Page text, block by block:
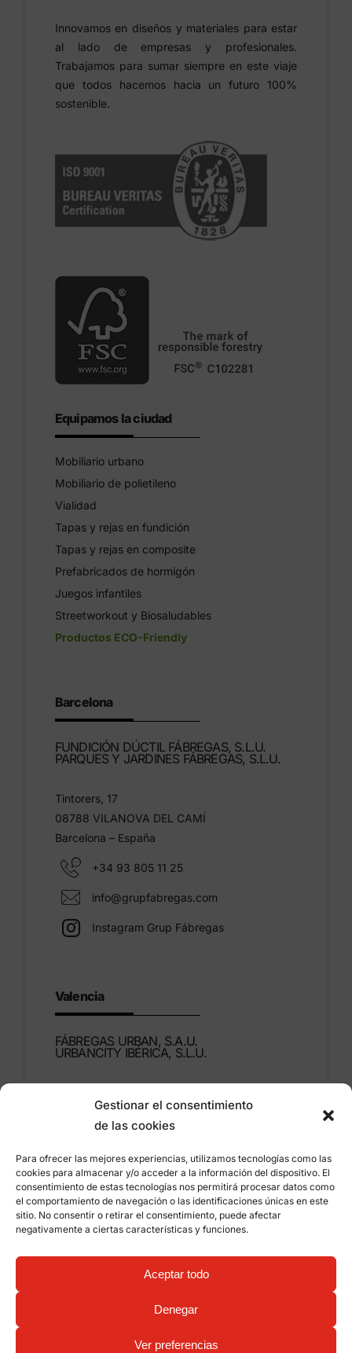
Gestionar el consentimiento
de las cookies
Para ofrecer las mejores experiencias, utilizamos tecnologías como las
cookies para almacenar y/o acceder a la información del dispositivo. El
consentimiento de estas tecnologías nos permitirá procesar datos como
el comportamiento de navegación o las identificaciones únicas en este
sitio. No consentir o retirar el consentimiento, puede afectar
negativamente a ciertas características y funciones.
Aceptar todo
Denegar
Ver preferencias
Innovamos en diseños y materiales para estar
al lado de empresas y profesionales.
Trabajamos para sumar siempre en este viaje
que todos hacemos hacia un futuro 100%
sostenible.
Equipamos la ciudad
Mobiliario urbano
Mobiliario de polietileno
Vialidad
Tapas y rejas en fundición
Tapas y rejas en composite
Prefabricados de hormigón
Juegos infantiles
Streetworkout y Biosaludables
Productos ECO-Friendly
Barcelona
FUNDICIÓN DÚCTIL FÁBREGAS, S.L.U.
PARQUES Y JARDINES FÁBREGAS, S.L.U.
Tintorers, 17
08788 VILANOVA DEL CAMÍ
Barcelona – España
+34 93 805 11 25
info@grupfabregas.com
Instagram Grup Fábregas
Valencia
FÁBREGAS URBAN, S.A.U.
URBANCITY IBÉRICA, S.L.U.
46960 ALDAIA
Valencia – España
+34 96 151 53 44
info@grupfabregas.com
Grup Fábregas
Acceso distribuidores
Aviso legal
Política de privacidad
Información sobre cookies
mobiliario urbano ECO Friendly –
qualitystudio